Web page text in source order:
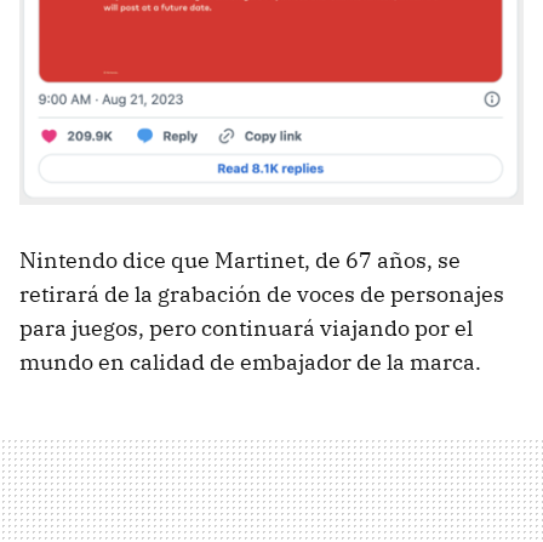
Nintendo dice que Martinet, de 67 años, se
retirará de la grabación de voces de personajes
para juegos, pero continuará viajando por el
mundo en calidad de embajador de la marca.